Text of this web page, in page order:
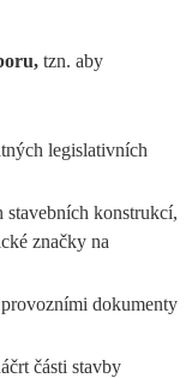
tzn. aby
legislativních
stavebních konstrukcí,
značky na
dokumenty
části stavby